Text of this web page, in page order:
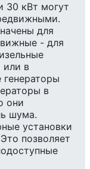
30 кВт могут
для
- для
или в
в
они
шума.
установки
позволяет